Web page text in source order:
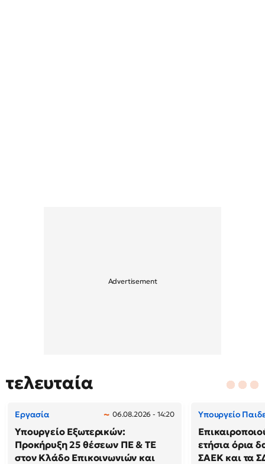
τελευταία
Εργασία 06.08.2026 - 14:20
Υπουργείο Εξωτερικών:
Προκήρυξη 25 θέσεων ΠΕ & ΤΕ
στον Κλάδο Επικοινωνιών και
Υπουργείο
ετήσια όρια
ΣΑΕΚ και τα